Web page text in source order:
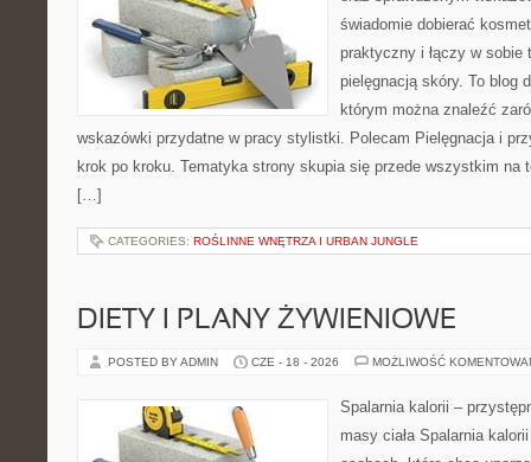
świadomie dobierać
praktyczny i łączy w sobie
pielęgnacją skóry. To blog
którym można znaleźć
wskazówki przydatne w pracy stylistki. Polecam Pielęgnacja i
krok po kroku. Tematyka strony skupia się przede wszystkim na
[…]
CATEGORIES: ROŚLINNE WNĘTRZA I URBAN JUNGLE
DIETY I PLANY ŻYWIENIOWE
POSTED BY ADMIN CZE - 18 - 2026 MOŻLIWOŚĆ
Spalarnia kalorii –
masy ciała Spalarnia